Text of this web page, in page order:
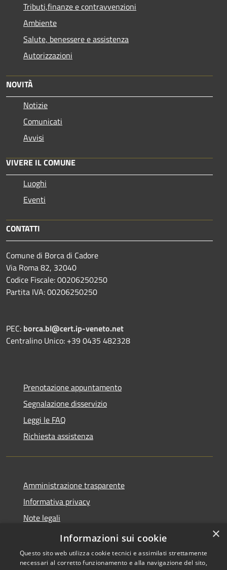
Tributi,finanze e contravvenzioni
Ambiente
Salute, benessere e assistenza
Autorizzazioni
NOVITÀ
Notizie
Comunicati
Avvisi
VIVERE IL COMUNE
Luoghi
Eventi
CONTATTI
Comune di Borca di Cadore
Via Roma 82, 32040
Codice Fiscale: 00206250250
Partita IVA: 00206250250
PEC: borca.bl@cert.ip-veneto.net
Centralino Unico: +39 0435 482328
Prenotazione appuntamento
Segnalazione disservizio
Leggi le FAQ
Richiesta assistenza
Amministrazione trasparente
Informativa privacy
Note legali
Dichiarazione di accessibilità
×
Informazioni sui cookie
Questo sito web utilizza cookie tecnici e assimilati strettamente
necessari al corretto funzionamento e alla navigazione del sito,